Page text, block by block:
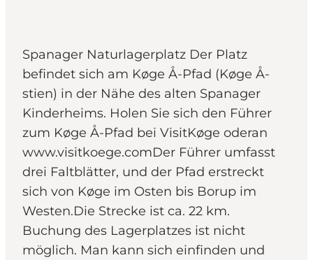
Reiseplanung
Spanager Naturlagerplatz Der Platz
befindet sich am Køge Å-Pfad (Køge Å-
stien) in der Nähe des alten Spanager
Kinderheims. Holen Sie sich den Führer
zum Køge Å-Pfad bei VisitKøge oderan
www.visitkoege.comDer Führer umfasst
drei Faltblätter, und der Pfad erstreckt
sich von Køge im Osten bis Borup im
Westen.Die Strecke ist ca. 22 km.
Buchung des Lagerplatzes ist nicht
möglich. Man kann sich einfinden und